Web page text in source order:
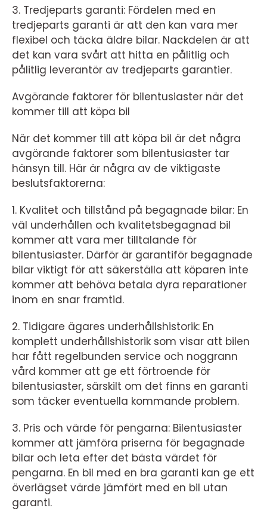
3. Tredjeparts garanti: Fördelen med en
tredjeparts garanti är att den kan vara mer
flexibel och täcka äldre bilar. Nackdelen är att
det kan vara svårt att hitta en pålitlig och
pålitlig leverantör av tredjeparts garantier.
Avgörande faktorer för bilentusiaster när det
kommer till att köpa bil
När det kommer till att köpa bil är det några
avgörande faktorer som bilentusiaster tar
hänsyn till. Här är några av de viktigaste
beslutsfaktorerna:
1. Kvalitet och tillstånd på begagnade bilar: En
väl underhållen och kvalitetsbegagnad bil
kommer att vara mer tilltalande för
bilentusiaster. Därför är garantiför begagnade
bilar viktigt för att säkerställa att köparen inte
kommer att behöva betala dyra reparationer
inom en snar framtid.
2. Tidigare ägares underhållshistorik: En
komplett underhållshistorik som visar att bilen
har fått regelbunden service och noggrann
vård kommer att ge ett förtroende för
bilentusiaster, särskilt om det finns en garanti
som täcker eventuella kommande problem.
3. Pris och värde för pengarna: Bilentusiaster
kommer att jämföra priserna för begagnade
bilar och leta efter det bästa värdet för
pengarna. En bil med en bra garanti kan ge ett
överlägset värde jämfört med en bil utan
garanti.